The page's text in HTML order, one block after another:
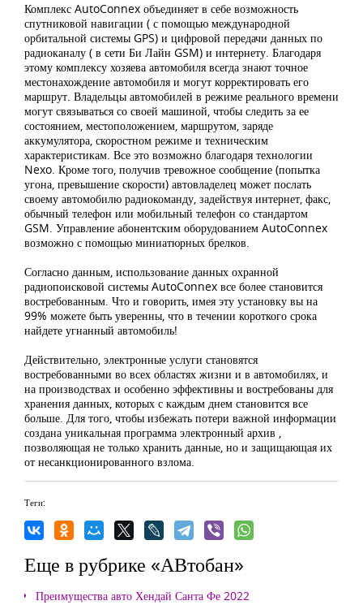
Комплекс AutoConnex объединяет в себе возможность
спутниковой навигации ( с помощью международной
орбитальной системы GPS) и цифровой передачи данных по
радиоканалу ( в сети Би Лайн GSM) и интернету. Благодаря
этому комплексу хозяева автомобиля всегда знают точное
местонахождение автомобиля и могут корректировать его
маршрут. Владельцы автомобилей в режиме реального времени
могут связываться со своей машиной, чтобы следить за ее
состоянием, местоположением, маршрутом, заряде
аккумулятора, скоростном режиме и техническим
характеристикам. Все это возможно благодаря технологии
Nexo. Кроме того, получив тревожное сообщение (попытка
угона, превышение скорости) автовладелец может послать
своему автомобилю радиокоманду, задействуя интернет, факс,
обычный телефон или мобильный телефон со стандартом
GSM. Управление абонентским оборудованием AutoConnex
возможно с помощью миниатюрных брелков.
Согласно данным, использование данных охранной
радиопоисковой системы AutoConnex все более становится
востребованным. Что и говорить, имея эту установку вы на
99% можете быть уверенны, что в течении короткого срока
найдете угнанный автомобиль!
Действительно, электронные услуги становятся
востребованными во всех областях жизни и в автомобилях, и
на производствах и особенно эффективны и востребованы для
хранения данных, которых с каждым днем становится все
больше. Для того, чтобы избежать потери важной информации
создана уникальная программа электронный архив ,
позволяющая не только хранить данные, но и защищающая их
от несанкционированного взлома.
Теги:
Еще в рубрике «АВтобан»
Преимущества авто Хендай Санта Фе 2022